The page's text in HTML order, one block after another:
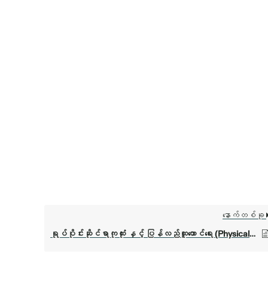
နောက်တစ်ခု
ရုပ်ပိုင်းဆိုင်ရာကုထုံး နှင့် ပြန်လည်ထူထောင်ရေး (Physical Medicine & Rehabilitation)